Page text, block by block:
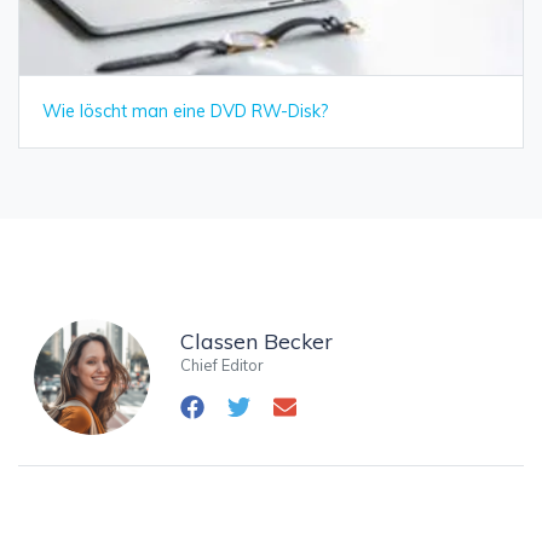
Wie löscht man eine DVD RW-Disk?
Classen Becker
Chief Editor